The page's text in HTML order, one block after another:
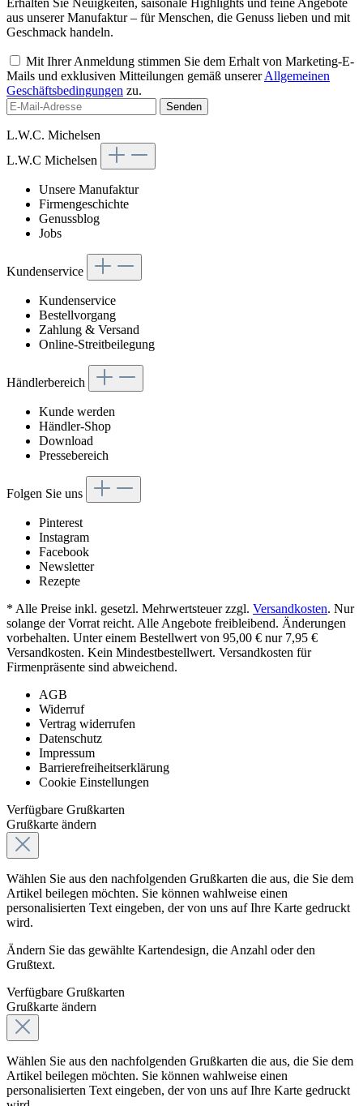
Erhalten Sie Neuigkeiten, saisonale Highlights und feine Angebote
aus unserer Manufaktur – für Menschen, die Genuss lieben und mit
Geschmack handeln.
Mit Ihrer Anmeldung stimmen Sie dem Erhalt von Marketing-E-
Mails und exklusiven Mitteilungen gemäß unsererAllgemeinen
Geschäftsbedingungen zu.
Senden
L.W.C. Michelsen
L.W.C Michelsen
Unsere Manufaktur
Firmengeschichte
Genussblog
Jobs
Kundenservice
Kundenservice
Bestellvorgang
Zahlung & Versand
Online-Streitbeilegung
Händlerbereich
Kunde werden
Händler-Shop
Download
Pressebereich
Folgen Sie uns
Pinterest
Instagram
Facebook
Newsletter
Rezepte
* Alle Preise inkl. gesetzl. Mehrwertsteuer zzgl. Versandkosten. Nur
solange der Vorrat reicht. Alle Angebote freibleibend. Änderungen
vorbehalten. Unter einem Bestellwert von 95,00 € nur 7,95 €
Versandkosten. Kein Mindestbestellwert. Versandkosten für
Firmenpräsente sind abweichend.
AGB
Widerruf
Vertrag widerrufen
Datenschutz
Impressum
Barrierefreiheitserklärung
Cookie Einstellungen
Verfügbare Grußkarten
Grußkarte ändern
Wählen Sie aus den nachfolgenden Grußkarten die aus, die Sie dem
Artikel beilegen möchten. Sie können wahlweise einen
personalisierten Text eingeben, der von uns auf Ihre Karte gedruckt
wird.
Ändern Sie das gewählte Kartendesign, die Anzahl oder den
Grußtext.
Verfügbare Grußkarten
Grußkarte ändern
Wählen Sie aus den nachfolgenden Grußkarten die aus, die Sie dem
Artikel beilegen möchten. Sie können wahlweise einen
personalisierten Text eingeben, der von uns auf Ihre Karte gedruckt